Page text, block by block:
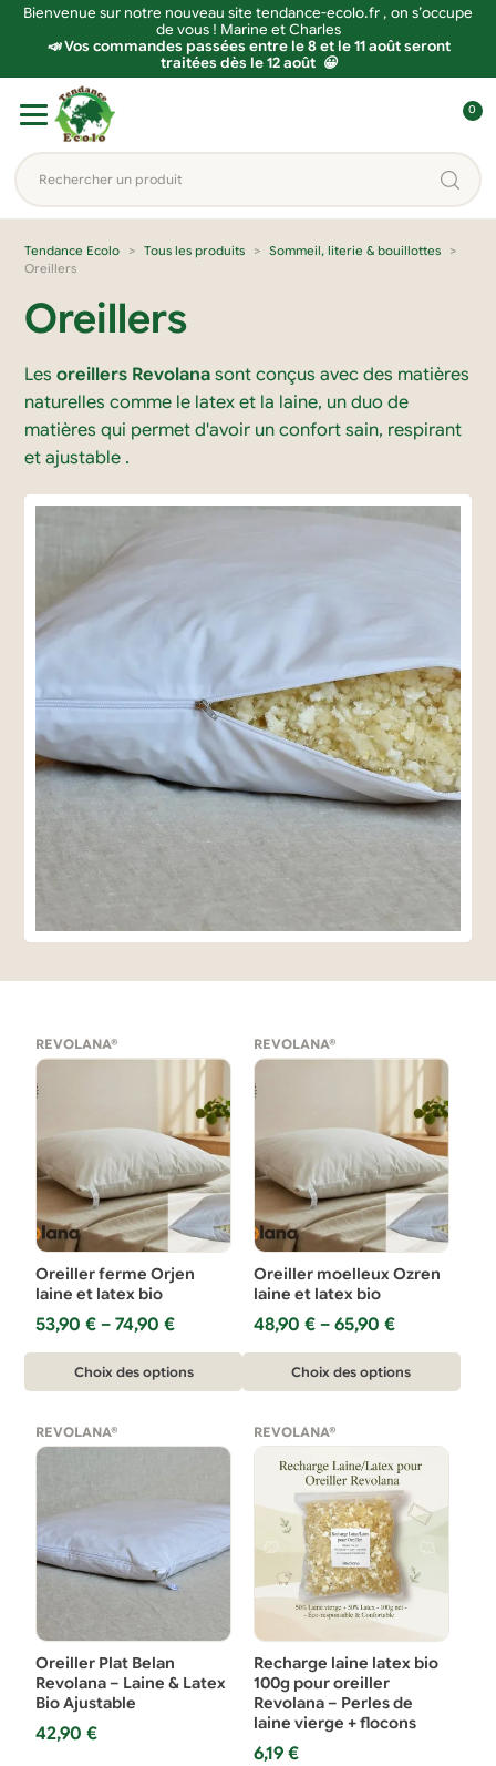
Bienvenue sur notre nouveau site tendance-ecolo.fr , on s’occupe
de vous ! Marine et Charles
📣 Vos commandes passées entre le 8 et le 11 août seront
traitées dès le 12 août 😀
navigation
contenu
Rechercher
un
produit...
o
n
e
0
Tendance Ecolo Tous les produits
Sommeil, literie & bouillottes
Oreillers
Oreillers
Les oreillers Revolana sont conçus avec des matières
naturelles comme le latex et la laine, un duo de
matières qui permet d'avoir un confort sain, respirant
et ajustable .
REVOLANA®
Oreiller ferme Orjen
laine et latex bio
53,90€ –74,90€
Plage
prix :
53,90 €
74,90 €
Choix des options
produit
plusieurs
options
peuvent
sur
la
page
du
REVOLANA®
Oreiller moelleux Ozren
laine et latex bio
48,90 € – 65,90 €
Plage
prix :
48,90 €
65,90 €
Choix des options
produit
plusieurs
variations.
Les
options
peuvent
être
sur
la
page
du
REVOLANA®
Oreiller Plat Belan
Revolana – Laine & Latex
Bio Ajustable
42,90€
REVOLANA®
Recharge laine latex bio
100g pour oreiller
Revolana – Perles de
laine vierge + flocons
6,19 €